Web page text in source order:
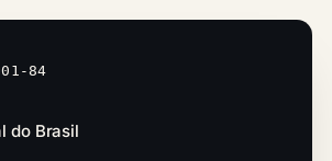
84
do Brasil